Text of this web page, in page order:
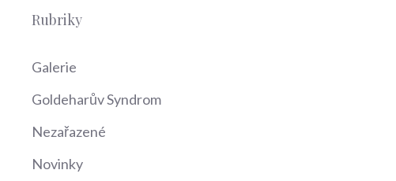
Rubriky
Galerie
Goldeharův Syndrom
Nezařazené
Novinky